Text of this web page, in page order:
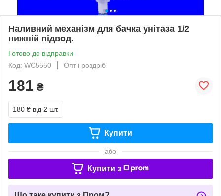
Наливний механізм для бачка унітаза 1/2
нижній підвод.
Готово до відправки
Код: WC5550
Опт і роздріб
181 ₴
180 ₴ від 2 шт.
Купити
або
Купити з